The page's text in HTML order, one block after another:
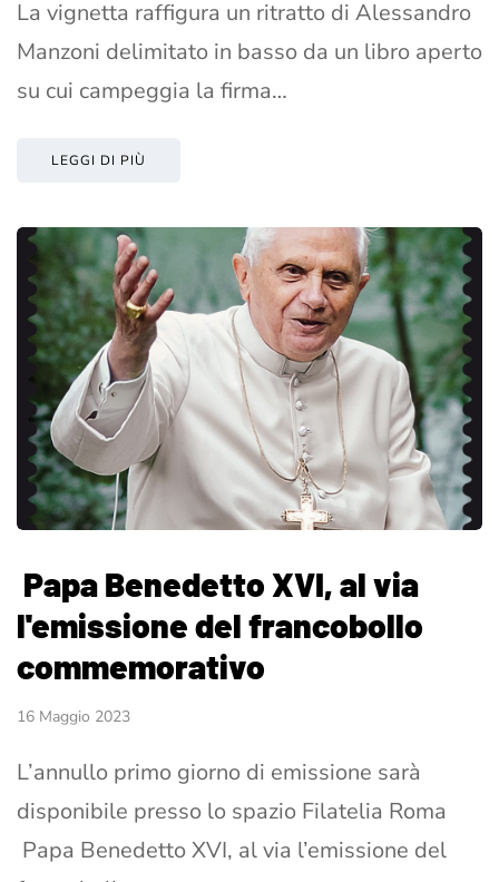
La vignetta raffigura un ritratto di Alessandro
Manzoni delimitato in basso da un libro aperto
su cui campeggia la firma…
LEGGI DI PIÙ
Papa Benedetto XVI, al via
l'emissione del francobollo
commemorativo
16 Maggio 2023
L’annullo primo giorno di emissione sarà
disponibile presso lo spazio Filatelia Roma
Papa Benedetto XVI, al via l’emissione del